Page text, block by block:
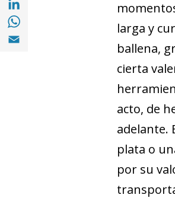
Compartir en with
Compartir en Emaillarga y
ballena,
cierta
acto, de
adelante.
plata o
por su